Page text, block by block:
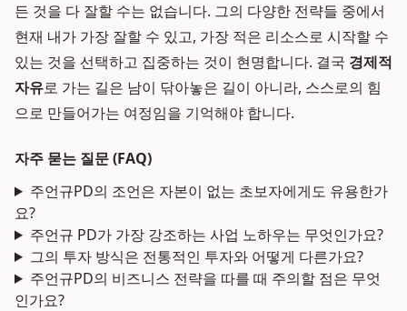
든 것을 다 잘할 수는 없습니다. 그의 다양한 전략들 중에서
현재 내가 가장 잘할 수 있고, 가장 적은 리소스로 시작할 수
있는 것을 선택하고 집중하는 것이 현명합니다. 결국 경제적
자유로 가는 길은 남이 닦아놓은 길이 아니라, 스스로의 힘
으로 만들어가는 여정임을 기억해야 합니다.
자주 묻는 질문 (FAQ)
주언규PD의 조언은 자본이 없는 초보자에게도 유용한가
요?
주언규 PD가 가장 강조하는 사업 노하우는 무엇인가요?
그의 투자 방식은 전통적인 투자와 어떻게 다른가요?
주언규PD의 비즈니스 전략을 따를 때 주의할 점은 무엇
인가요?